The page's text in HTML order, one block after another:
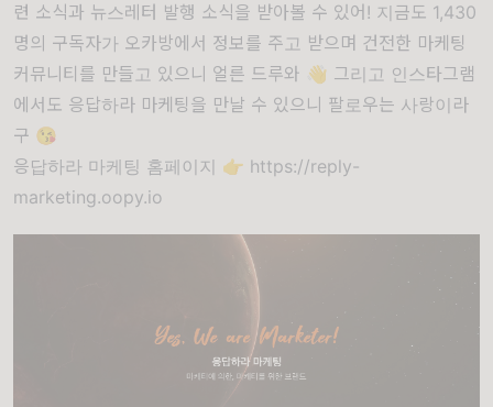
련 소식과 뉴스레터 발행 소식을 받아볼 수 있어! 지금도 1,430
명의 구독자가 오카방에서 정보를 주고 받으며 건전한 마케팅
커뮤니티를 만들고 있으니 얼른 드루와 👋 그리고 인스타그램
에서도 응답하라 마케팅을 만날 수 있으니 팔로우는 사랑이라
구 😘
응답하라 마케팅 홈페이지 👉 https://reply-
marketing.oopy.io